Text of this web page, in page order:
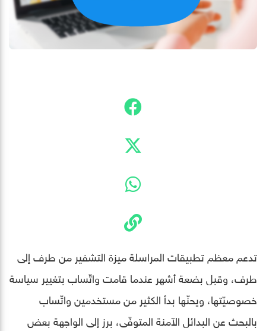
تدعم معظم تطبيقات المراسلة ميزة التشفير من طرف إلى
طرف، وقبل بضعة أشهر عندما قامت واتّساب بتغيير سياسة
خصوصيّتها، ويحنّها بدأ الكثير من مستخدمين واتّساب
بالبحث عن البدائل الآمنة المتوفّى، برز إلى الواجهة بعض